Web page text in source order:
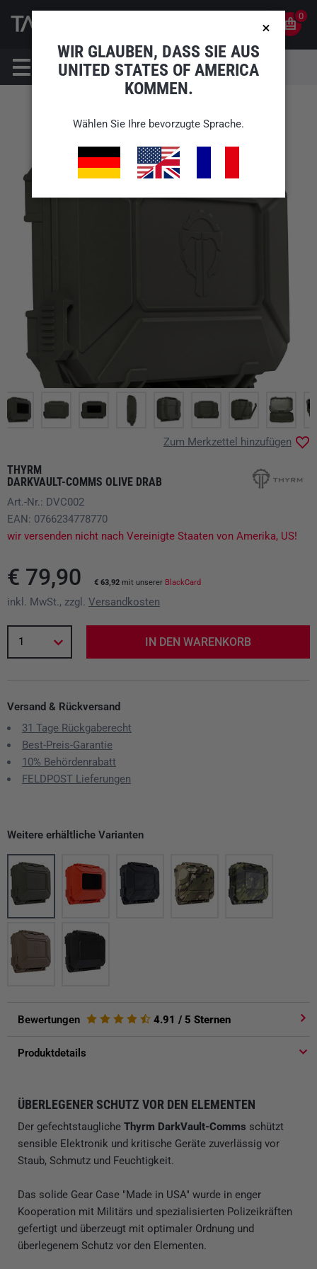
0
THYRM
DARKVAULT-COMMS OLIVE DRAB
Zum Merkzettel hinzufügen
Art.-Nr.: DVC002
EAN: 0766234778770
wir versenden nicht nach Vereinigte Staaten von Amerika, US!
€ 79,90 € 63,92 mit unserer BlackCard
inkl. MwSt., zzgl. Versandkosten
1 IN DEN WARENKORB
Versand & Rückversand
31 Tage Rückgaberecht
Best-Preis-Garantie
10% Behördenrabatt
FELDPOST Lieferungen
Weitere erhältliche Varianten
Bewertungen 4.91 / 5 Sternen
Produktdetails
ÜBERLEGENER SCHUTZ VOR DEN ELEMENTEN
Der gefechtstaugliche Thyrm DarkVault-Comms schützt
sensible Elektronik und kritische Geräte zuverlässig vor
Staub, Schmutz und Feuchtigkeit.
Das solide Gear Case "Made in USA" wurde in enger
Kooperation mit Militärs und spezialisierten Polizeikräften
gefertigt und überzeugt mit optimaler Ordnung und
überlegenem Schutz vor den Elementen.
WIR GLAUBEN, DASS SIE AUS
UNITED STATES OF AMERICA
KOMMEN.
Wählen Sie Ihre bevorzugte Sprache.